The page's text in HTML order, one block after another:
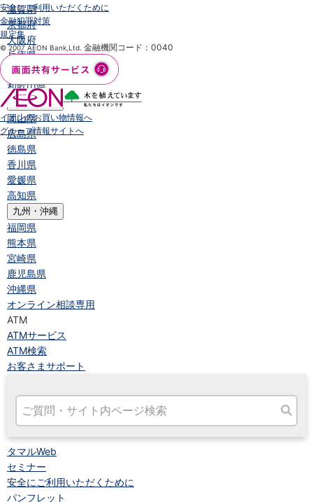
滋賀県
京都府
大阪府
兵庫県
奈良県
和歌山県
中国／四国
岡山県
広島県
徳島県
香川県
愛媛県
高知県
九州・沖縄
福岡県
熊本県
宮崎県
鹿児島県
沖縄県
オンライン相談専用
ATM
ATMサービス
ATM検索
お客さまサポート
タマルWeb
セミナー
安全にご利用いただくために
パンフレット
安全にご利用いただくために
金融犯罪対策
規定集
© 2007 AEON Bank,Ltd. 金融機関コード：0040
イオンのお買い物情報へ
グループ情報サイトへ